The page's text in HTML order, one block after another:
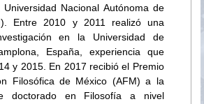
Nacional Autónoma de
Entre 2010 y 2011 realizó una
en la Universidad de
España, experiencia que
y 2015. En 2017 recibió el Premio
Filosófica de México (AFM) a la
doctorado en Filosofía a nivel